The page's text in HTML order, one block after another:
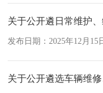
关于公开遴日常维护
发布日期：2025年12月15
关于公开遴选车辆维